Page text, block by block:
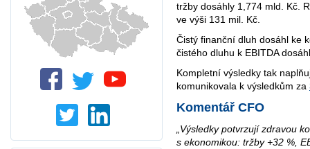
tržby dosáhly 1,774 mld. Kč.
ve výši 131 mil. Kč.
Čistý finanční dluh dosáhl ke
čistého dluhu k EBITDA
Kompletní výsledky tak
komunikovala k výsledkům za
Komentář CFO
„Výsledky potvrzují zdravou
s ekonomikou: tržby +32 %,